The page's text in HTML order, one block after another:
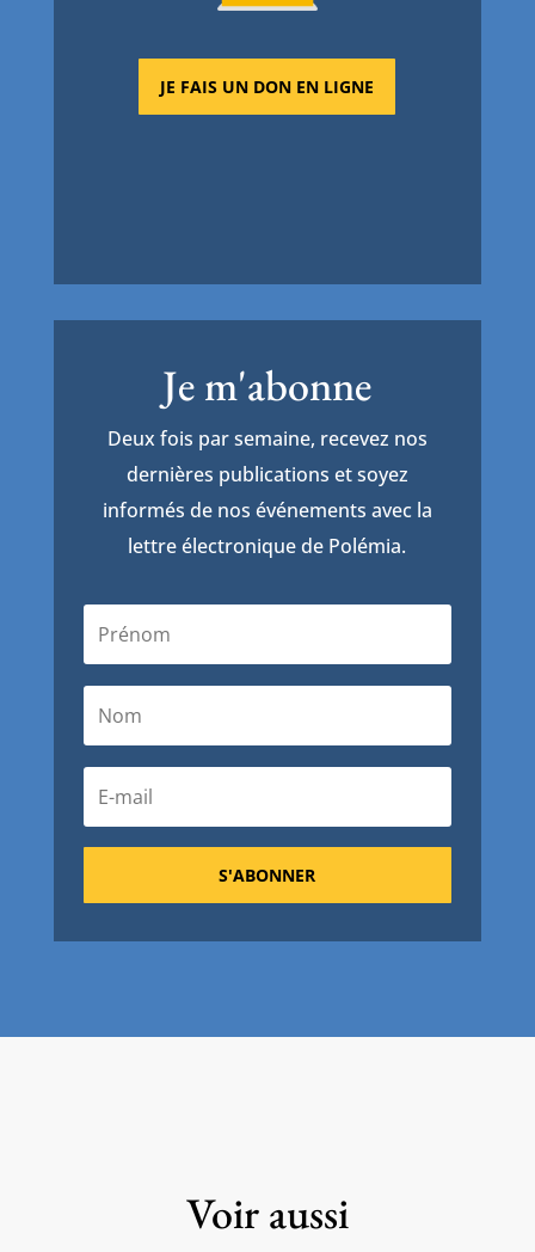
JE FAIS UN DON EN LIGNE
Je m'abonne
Deux fois par semaine, recevez nos
dernières publications et soyez
informés de nos événements avec la
lettre électronique de Polémia.
S'ABONNER
Voir aussi